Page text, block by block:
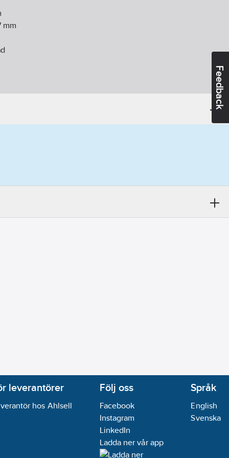
Feedback
mm
leverantörer
hos Ahlsell
Följ oss
Facebook
Instagram
LinkedIn
Ladda ner vår app
Språk
English
Svenska